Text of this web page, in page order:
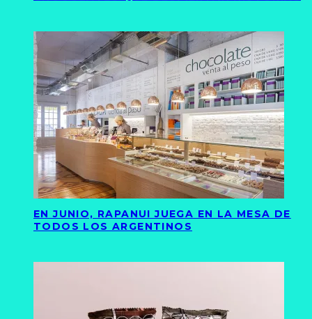
EN JUNIO, RAPANUI JUEGA EN LA MESA DE
TODOS LOS ARGENTINOS